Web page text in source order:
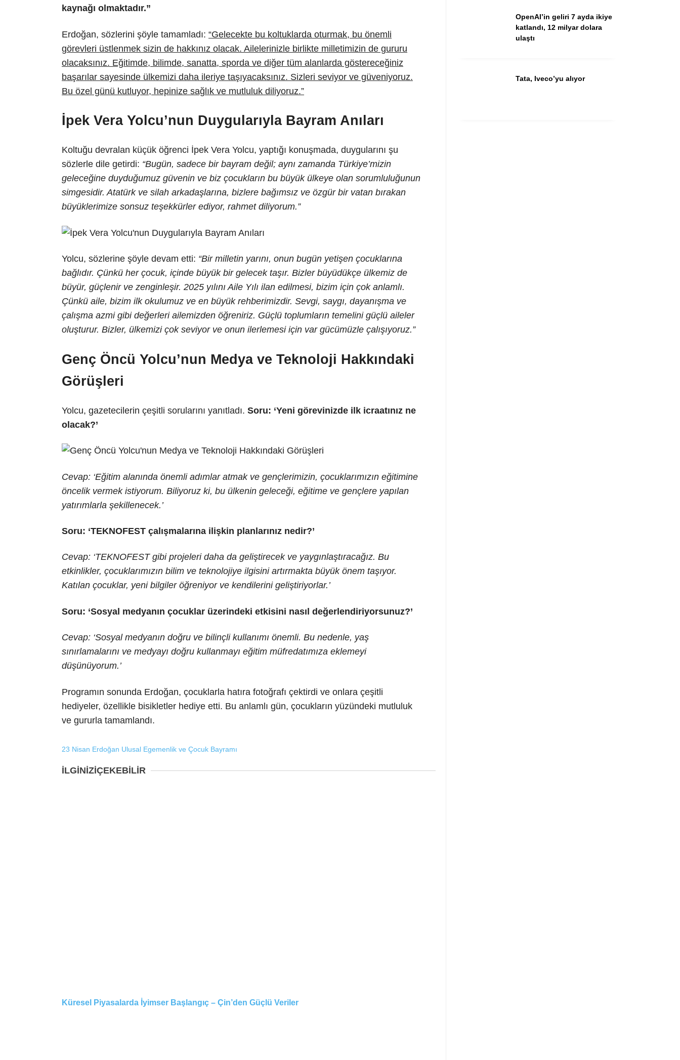
kaynağı olmaktadır.”
Erdoğan, sözlerini şöyle tamamladı: “Gelecekte bu koltuklarda oturmak, bu önemli
görevleri üstlenmek sizin de hakkınız olacak. Ailelerinizle birlikte milletimizin de gururu
olacaksınız. Eğitimde, bilimde, sanatta, sporda ve diğer tüm alanlarda göstereceğiniz
başarılar sayesinde ülkemizi daha ileriye taşıyacaksınız. Sizleri seviyor ve güveniyoruz.
Bu özel günü kutluyor, hepinize sağlık ve mutluluk diliyoruz.”
İpek Vera Yolcu’nun Duygularıyla Bayram Anıları
Koltuğu devralan küçük öğrenci İpek Vera Yolcu, yaptığı konuşmada, duygularını şu
sözlerle dile getirdi: “Bugün, sadece bir bayram değil; aynı zamanda Türkiye’mizin
geleceğine duyduğumuz güvenin ve biz çocukların bu büyük ülkeye olan sorumluluğunun
simgesidir. Atatürk ve silah arkadaşlarına, bizlere bağımsız ve özgür bir vatan bırakan
büyüklerimize sonsuz teşekkürler ediyor, rahmet diliyorum.”
Yolcu, sözlerine şöyle devam etti: “Bir milletin yarını, onun bugün yetişen çocuklarına
bağlıdır. Çünkü her çocuk, içinde büyük bir gelecek taşır. Bizler büyüdükçe ülkemiz de
büyür, güçlenir ve zenginleşir. 2025 yılını Aile Yılı ilan edilmesi, bizim için çok anlamlı.
Çünkü aile, bizim ilk okulumuz ve en büyük rehberimizdir. Sevgi, saygı, dayanışma ve
çalışma azmi gibi değerleri ailemizden öğreniriz. Güçlü toplumların temelini güçlü aileler
oluşturur. Bizler, ülkemizi çok seviyor ve onun ilerlemesi için var gücümüzle çalışıyoruz.”
Genç Öncü Yolcu’nun Medya ve Teknoloji Hakkındaki
Görüşleri
Yolcu, gazetecilerin çeşitli sorularını yanıtladı. Soru: ‘Yeni görevinizde ilk icraatınız ne
olacak?’
Cevap: ‘Eğitim alanında önemli adımlar atmak ve gençlerimizin, çocuklarımızın eğitimine
öncelik vermek istiyorum. Biliyoruz ki, bu ülkenin geleceği, eğitime ve gençlere yapılan
yatırımlarla şekillenecek.’
Soru: ‘TEKNOFEST çalışmalarına ilişkin planlarınız nedir?’
Cevap: ‘TEKNOFEST gibi projeleri daha da geliştirecek ve yaygınlaştıracağız. Bu
etkinlikler, çocuklarımızın bilim ve teknolojiye ilgisini artırmakta büyük önem taşıyor.
Katılan çocuklar, yeni bilgiler öğreniyor ve kendilerini geliştiriyorlar.’
Soru: ‘Sosyal medyanın çocuklar üzerindeki etkisini nasıl değerlendiriyorsunuz?’
Cevap: ‘Sosyal medyanın doğru ve bilinçli kullanımı önemli. Bu nedenle, yaş
sınırlamalarını ve medyayı doğru kullanmayı eğitim müfredatımıza eklemeyi
düşünüyorum.’
Programın sonunda Erdoğan, çocuklarla hatıra fotoğrafı çektirdi ve onlara çeşitli
hediyeler, özellikle bisikletler hediye etti. Bu anlamlı gün, çocukların yüzündeki mutluluk
ve gururla tamamlandı.
23 Nisan Erdoğan Ulusal Egemenlik ve Çocuk Bayramı
İLGİNİZİÇEKEBİLİR
Küresel Piyasalarda İyimser Başlangıç – Çin’den Güçlü Veriler
OpenAI’in geliri 7 ayda ikiye
katlandı, 12 milyar dolara
ulaştı
Tata, Iveco’yu alıyor